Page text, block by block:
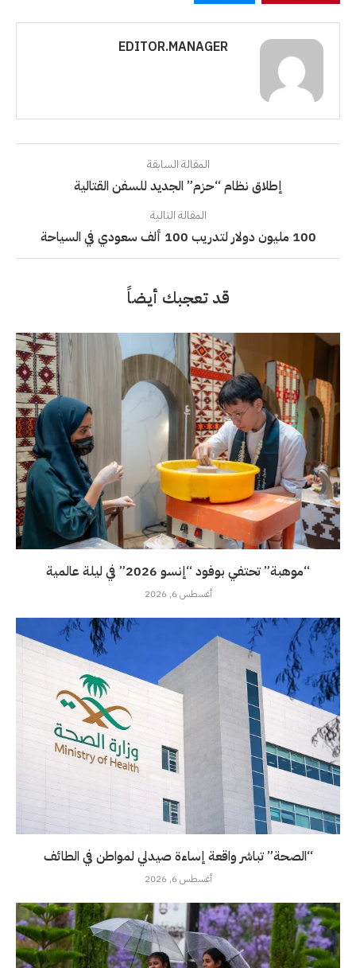
EDITOR.MANAGER
المقالة السابقة
إطلاق نظام “حزم” الجديد للسفن القتالية
المقالة التالية
100 مليون دولار لتدريب 100 ألف سعودي في السياحة
قد تعجبك أيضاً
“موهبة” تحتفي بوفود “إنسو 2026” في ليلة عالمية
أغسطس 6, 2026
“الصحة” تباشر واقعة إساءة صيدلي لمواطن في الطائف
أغسطس 6, 2026